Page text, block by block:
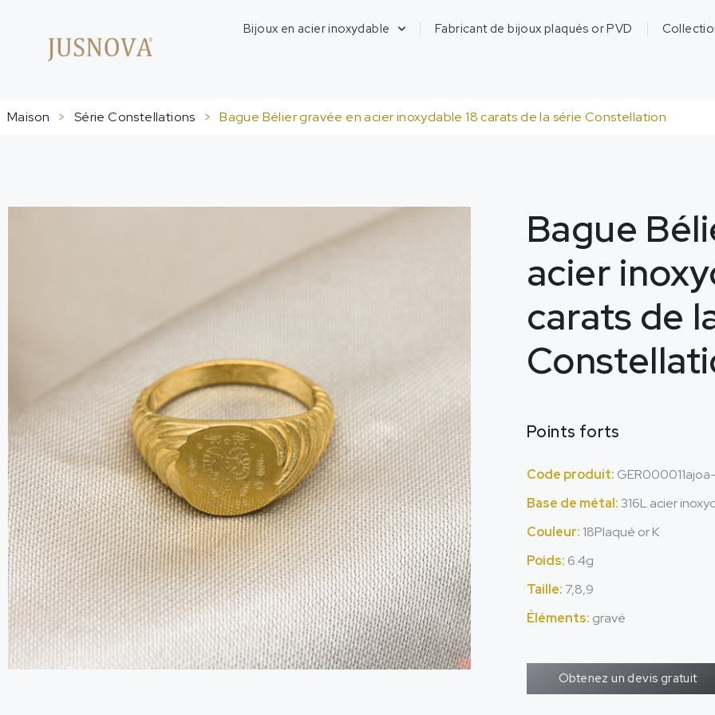
Bijoux en acier inoxydable Fabricant de bijoux plaqués or PVD
Maison > Série Constellations > Bague Bélier gravée en acier inoxydable 18 carats de la série Constellation
Bague
acier
carats de
Points forts
Code produit:
Base de métal: 316L acier
Couleur: 18Plaqué or K
Poids: 6.4g
Taille: 7,8,9
Éléments: gravé
Obtenez un devis gratuit